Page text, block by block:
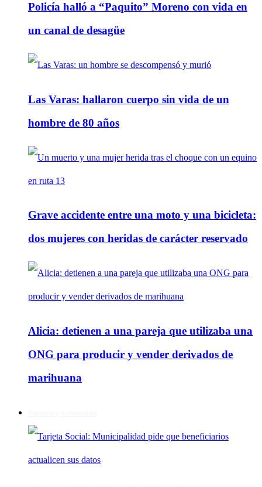
Policía halló a “Paquito” Moreno con vida en
un canal de desagüe
Las Varas: hallaron cuerpo sin vida de un
hombre de 80 años
Grave accidente entre una moto y una bicicleta:
dos mujeres con heridas de carácter reservado
Alicia: detienen a una pareja que utilizaba una
ONG para producir y vender derivados de
marihuana